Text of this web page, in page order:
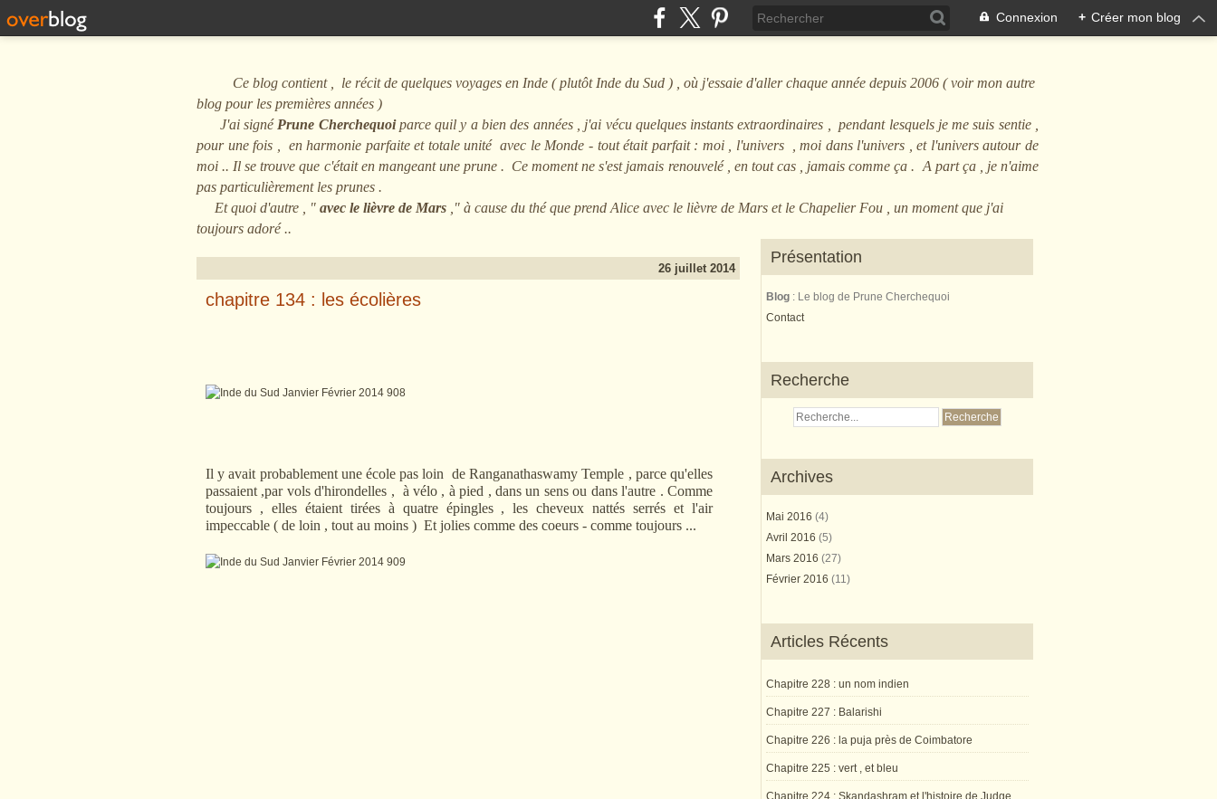
Connexion + Créer mon blog
Ce blog contient , le récit de quelques voyages en Inde ( plutôt Inde du Sud ) , où j'essaie d'aller chaque année depuis 2006 ( voir mon autre
blog pour les premières années )
J'ai signé Prune Cherchequoiparce quil y a bien des années , j'ai vécu quelques instants extraordinaires , pendant lesquels je me suis sentie ,
pour une fois , en harmonie parfaite et totale unité avec le Monde - tout était parfait : moi , l'univers , moi dans l'univers , et l'univers autour de
moi .. Il se trouve que c'était en mangeant une prune . Ce moment ne s'est jamais renouvelé , en tout cas , jamais comme ça . A part ça , je n'aime
pas particulièrement les prunes .
Et quoi d'autre , " avec le lièvre de Mars ," à cause du thé que prend Alice avec le lièvre de Mars et le Chapelier Fou , un moment que j'ai
toujours adoré ..
26 juillet 2014
chapitre 134 : les écolières
Il y avait probablement une école pas loin de Ranganathaswamy Temple , parce qu'elles
passaient ,par vols d'hirondelles , à vélo , à pied , dans un sens ou dans l'autre . Comme
toujours , elles étaient tirées à quatre épingles , les cheveux nattés serrés et l'air
impeccable ( de loin , tout au moins ) Et jolies comme des coeurs - comme toujours ...
Présentation
Blog : Le blog de Prune Cherchequoi
Contact
Recherche
Archives
Mai 2016 (4)
Avril 2016 (5)
Mars 2016 (27)
Février 2016 (11)
Articles Récents
Chapitre 228 : un nom indien
Chapitre 227 : Balarishi
Chapitre 226 : la puja près de Coimbatore
Chapitre 225 : vert , et bleu
Chapitre 224 : Skandashram et l'histoire de Judge